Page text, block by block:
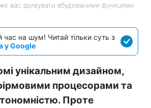
вас здивувати вбудованими функціями
час на шум! Читай тільки суть з
у Google
унікальним дизайном,
процесорами та
Проте